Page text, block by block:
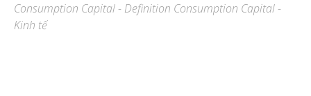
Consumption Capital - Definition Consumption Capital -
Kinh tế